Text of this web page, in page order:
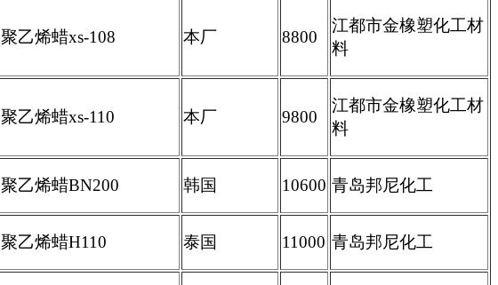
聚乙烯蜡xs-108 本厂 8800
江都市金橡塑化工材
料
聚乙烯蜡xs-110 本厂 9800
江都市金橡塑化工材
料
聚乙烯蜡BN200 韩国 10600 青岛邦尼化工
聚乙烯蜡H110 泰国 11000 青岛邦尼化工